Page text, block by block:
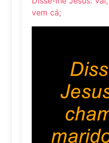
vem cá;